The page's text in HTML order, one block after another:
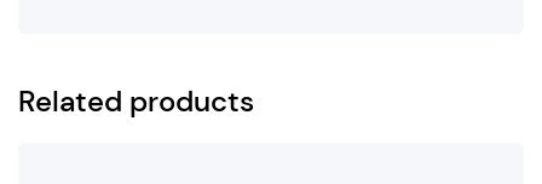
Related products